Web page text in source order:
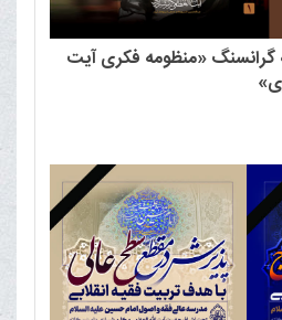
گرانسنگ «منظومه فکری آیت